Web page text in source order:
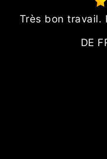
Très bon travail.
DE